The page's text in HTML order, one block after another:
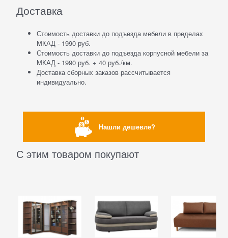
Доставка
Стоимость доставки до подъезда мебели в пределах
МКАД - 1990 руб.
Стоимость доставки до подъезда корпусной мебели за
МКАД - 1990 руб. + 40 руб./км.
Доставка сборных заказов рассчитывается
индивидуально.
Нашли дешевле?
С этим товаром покупают